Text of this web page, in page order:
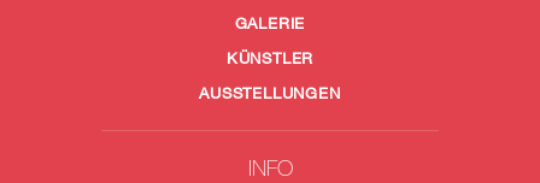
GALERIE
KÜNSTLER
AUSSTELLUNGEN
INFO